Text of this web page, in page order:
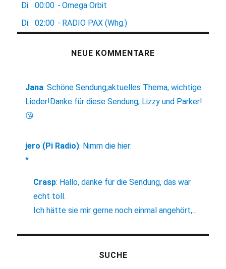
Di.
00:00 - Omega Orbit
Di.
02:00 - RADIO PAX (Whg.)
NEUE KOMMENTARE
Jana:Schöne Sendung,aktuelles Thema, wichtige
Lieder!Danke für diese Sendung, Lizzy und Parker!
😘
jero (Pi Radio): Nimm die hier:
*
Crasp: Hallo, danke für die Sendung, das war
echt toll.
Ich hätte sie mir gerne noch einmal angehört,...
SUCHE